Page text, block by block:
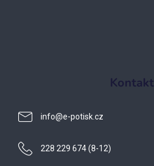
Kontakt
info@e-potisk.cz
228 229 674 (8-12)